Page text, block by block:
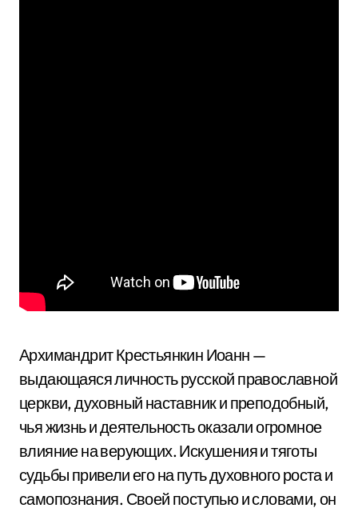
Архимандрит Крестьянкин Иоанн —
выдающаяся личность русской православной
церкви, духовный наставник и преподобный,
чья жизнь и деятельность оказали огромное
влияние на верующих. Искушения и тяготы
судьбы привели его на путь духовного роста и
самопознания. Своей поступью и словами, он